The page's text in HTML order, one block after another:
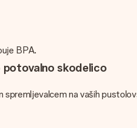
BPA.
potovalno skodelico
na vaših